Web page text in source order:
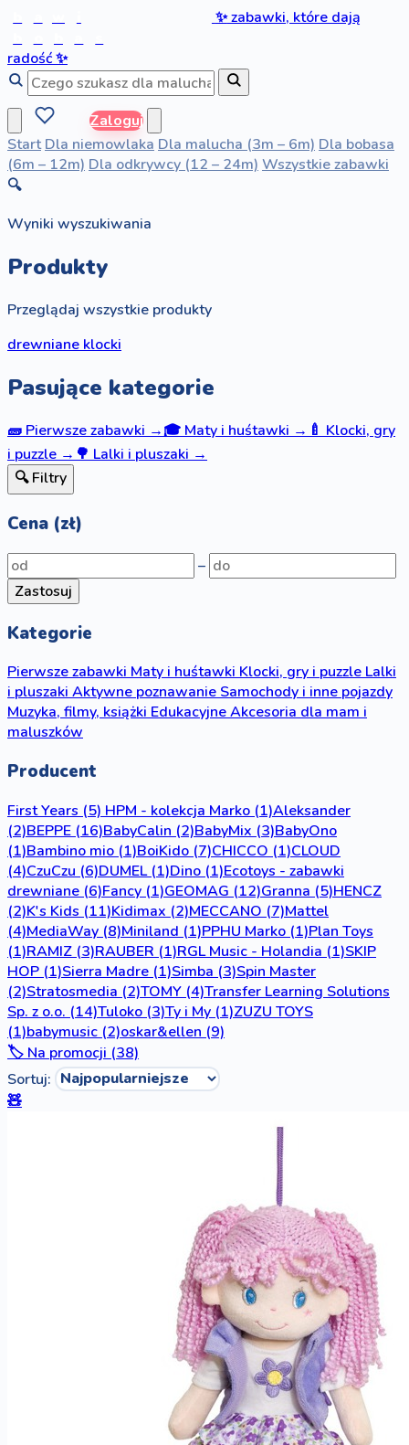
✨zabawki, które dają
radość✨
Zaloguj
Start Dla niemowlaka Dla malucha (3m – 6m) Dla bobasa
(6m – 12m) Dla odkrywcy (12 – 24m) Wszystkie zabawki
🔍
Wyniki wyszukiwania
Produkty
Przeglądaj wszystkie produkty
drewniane klocki
Pasujące kategorie
🧱Pierwsze zabawki→🎓Maty i huśtawki→🍼Klocki, gry
i puzzle→🌳Lalki i pluszaki→
🔍 Filtry
Cena (zł)
–
Zastosuj
Kategorie
Pierwsze zabawki Maty i huśtawki Klocki, gry i puzzle Lalki
i pluszaki Aktywne poznawanie Samochody i inne pojazdy
Muzyka, filmy, książki EdukacyjneAkcesoria dla mam i
maluszków
Producent
First Years (5) HPM - kolekcja Marko (1)Aleksander
(2)BEPPE (16)BabyCalin (2)BabyMix (3)BabyOno
(1)Bambino mio (1)BoiKido (7)CHICCO (1)CLOUD
(4)CzuCzu (6)DUMEL (1)Dino (1)Ecotoys - zabawki
drewniane (6)Fancy (1)GEOMAG (12)Granna (5)HENCZ
(2)K's Kids (11)Kidimax (2)MECCANO (7)Mattel
(4)MediaWay (8)Miniland (1)PPHU Marko (1)Plan Toys
(1)RAMIZ (3)RAUBER (1)RGL Music - Holandia (1)SKIP
HOP (1)Sierra Madre (1)Simba (3)Spin Master
(2)Stratosmedia (2)TOMY (4)Transfer Learning Solutions
Sp. z o.o. (14)Tuloko (3)Ty i My (1)ZUZU TOYS
(1)babymusic (2)oskar&ellen (9)
🏷️ Na promocji (38)
Sortuj:
🧸